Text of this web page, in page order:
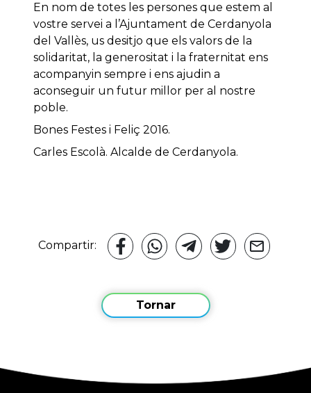
En nom de totes les persones que estem al
vostre servei a l’Ajuntament de Cerdanyola
del Vallès, us desitjo que els valors de la
solidaritat, la generositat i la fraternitat ens
acompanyin sempre i ens ajudin a
aconseguir un futur millor per al nostre
poble.
Bones Festes i Feliç 2016.
Carles Escolà. Alcalde de Cerdanyola.
Compartir:
Tornar